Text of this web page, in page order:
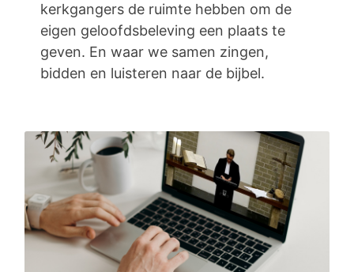
kerkgangers de ruimte hebben om de
eigen geloofdsbeleving een plaats te
geven. En waar we samen zingen,
bidden en luisteren naar de bijbel.